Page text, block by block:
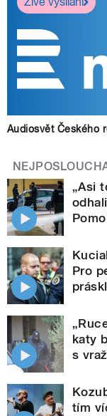
Audiosvět Českého
„Asi
Pro
katy
s
tím